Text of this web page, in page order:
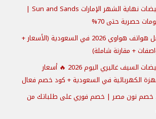
تخفيضات نهاية الشهر الإمارات Sun and Sands |
حصرية حتى 70%
أفضل هواتف هواوي 2026 في السعودية (الأسعار +
+ مقارنة شاملة)
تخفيضات السيف غاليري اليوم 2026 🔥 أسعار
الكهربائية في السعودية + كود خصم فعال
خصم نون مصر | خصم فوري على طلباتك من